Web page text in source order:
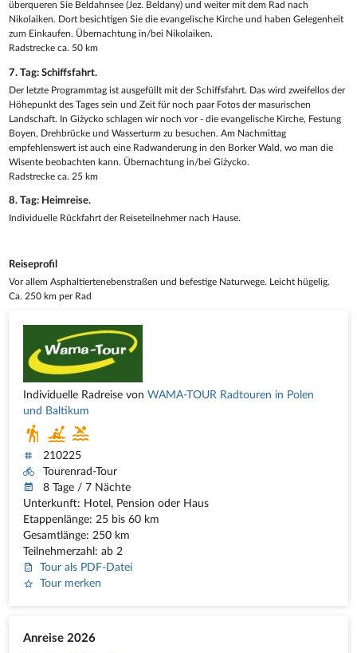
überqueren Sie Beldahnsee (Jez. Beldany) und weiter mit dem Rad nach
Nikolaiken. Dort besichtigen Sie die evangelische Kirche und haben Gelegenheit
zum Einkaufen. Übernachtung in/bei Nikolaiken.
Radstrecke ca. 50 km
7. Tag: Schiffsfahrt.
Der letzte Programmtag ist ausgefüllt mit der Schiffsfahrt. Das wird zweifellos der
Höhepunkt des Tages sein und Zeit für noch paar Fotos der masurischen
Landschaft. In Giżycko schlagen wir noch vor - die evangelische Kirche, Festung
Boyen, Drehbrücke und Wasserturm zu besuchen. Am Nachmittag
empfehlenswert ist auch eine Radwanderung in den Borker Wald, wo man die
Wisente beobachten kann. Übernachtung in/bei Giżycko.
Radstrecke ca. 25 km
8. Tag: Heimreise.
Individuelle Rückfahrt der Reiseteilnehmer nach Hause.
Reiseprofil
Vor allem Asphaltiertenebenstraßen und befestige Naturwege. Leicht hügelig.
Ca. 250 km per Rad
Individuelle Radreise vonWAMA-TOUR Radtouren in Polen
und Baltikum
210225
Tourenrad-Tour
8 Tage / 7 Nächte
Unterkunft: Hotel, Pension oder Haus
Etappenlänge: 25 bis 60 km
Gesamtlänge: 250 km
Teilnehmerzahl: ab 2
Tour als PDF-Datei
Tour merken
Anreise 2026